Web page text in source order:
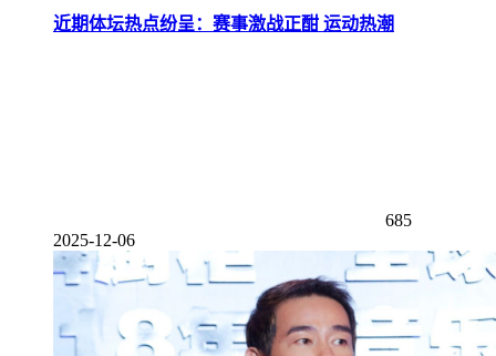
近期体坛热点纷呈：赛事激战正酣 运动热潮
685
2025-12-06